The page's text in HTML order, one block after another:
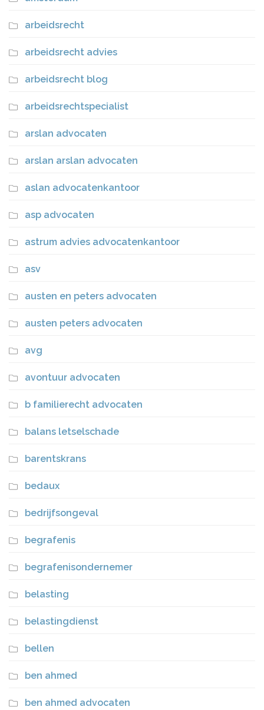
arbeidsrecht
arbeidsrecht advies
arbeidsrecht blog
arbeidsrechtspecialist
arslan advocaten
arslan arslan advocaten
aslan advocatenkantoor
asp advocaten
astrum advies advocatenkantoor
asv
austen en peters advocaten
austen peters advocaten
avg
avontuur advocaten
b familierecht advocaten
balans letselschade
barentskrans
bedaux
bedrijfsongeval
begrafenis
begrafenisondernemer
belasting
belastingdienst
bellen
ben ahmed
ben ahmed advocaten